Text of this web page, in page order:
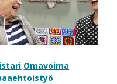
,Omavoima